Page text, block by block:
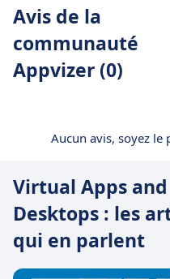
Avis de la
communauté
Appvizer (0)
Aucun avis, soyez
Virtual Apps and
Desktops : les
qui en parlent